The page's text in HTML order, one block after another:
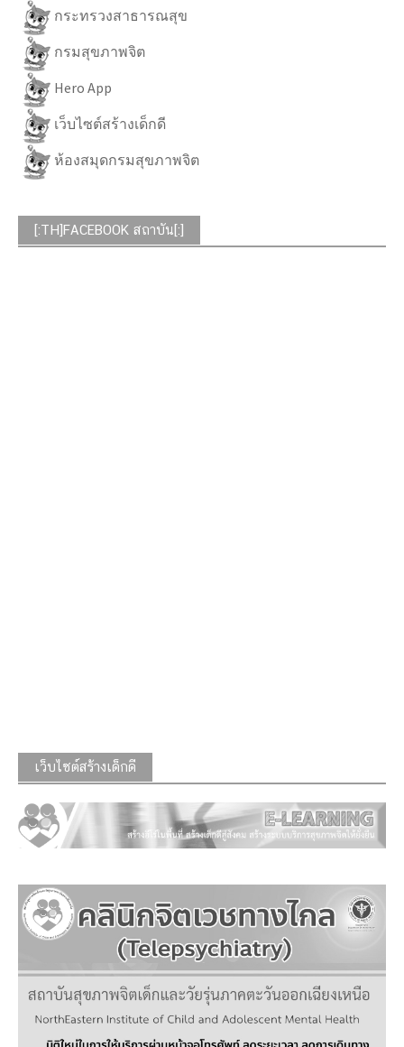
กระทรวงสาธารณสุข
กรมสุขภาพจิต
Hero App
เว็บไซต์สร้างเด็กดี
ห้องสมุดกรมสุขภาพจิต
[:TH]FACEBOOK สถาบัน[:]
เว็บไซต์สร้างเด็กดี